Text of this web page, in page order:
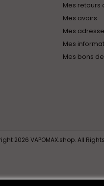
2026 VAPOMAX.shop. All
Mes retours
Mes avoirs
Mes
Mes
Mes bons